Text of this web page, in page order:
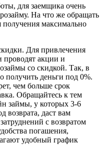
для заемщика очень
На что же обращать
максимально
Для привлечения
проводят акции и
со скидкой. Так, в
получить деньги под 0%.
чем больше срок
Обращайтесь к тем
займы, у которых 3-6
возврата, даст вам
с возвратом
погашения,
удобный график